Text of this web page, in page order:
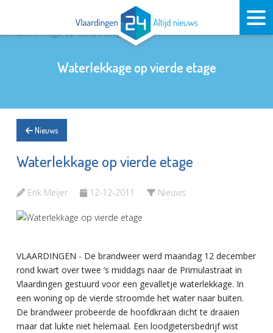
Waterlekkage op vierde etage
Nieuws
Waterlekkage op vierde etage
Erik Meijer 12-12-2011 Nieuws
VLAARDINGEN - De brandweer werd maandag 12 december
rond kwart over twee ’s middags naar de Primulastraat in
Vlaardingen gestuurd voor een gevalletje waterlekkage. In
een woning op de vierde stroomde het water naar buiten.
De brandweer probeerde de hoofdkraan dicht te draaien
maar dat lukte niet helemaal. Een loodgietersbedrijf wist